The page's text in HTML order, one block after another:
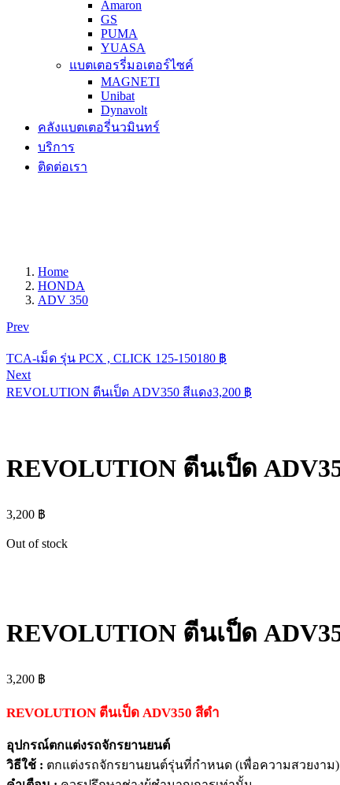
Amaron
GS
PUMA
YUASA
แบตเตอรรี่มอเตอร์ไซค์
MAGNETI
Unibat
Dynavolt
คลังแบตเตอรี่นวมินทร์
บริการ
ติดต่อเรา
Home
HONDA
ADV 350
Prev
TCA-เม็ด รุ่น PCX , CLICK 125-150180 ฿
Next
REVOLUTION ตีนเป็ด ADV350 สีแดง3,200 ฿
REVOLUTION ตีนเป็ด
3,200 ฿
Out of stock
REVOLUTION ตีนเป็ด
3,200 ฿
REVOLUTION ตีนเป็ด ADV350 สีดำ
อุปกรณ์ตกแต่งรถจักรยานยนต์
วิธีใช้ : ตกแต่งรถจักรยานยนต์รุ่นที่กำหนด (เพื่อความสวยงาม)